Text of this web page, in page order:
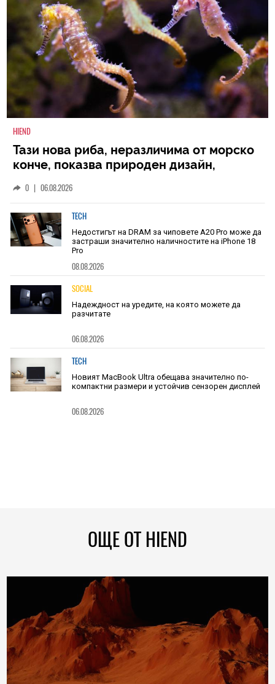
HIEND
Тази нова риба, неразличима от морско
конче, показва природен дизайн,
0 | 06.08.2026
TECH
Недостигът на DRAM за чиповете A20 Pro може да
застраши значително наличностите на iPhone 18
Pro
08.08.2026
SOCIAL
Надеждност на уредите, на която можете да
разчитате
06.08.2026
TECH
Новият MacBook Ultra обещава значително по-
компактни размери и устойчив сензорен дисплей
06.08.2026
ОЩЕ ОТ HIEND